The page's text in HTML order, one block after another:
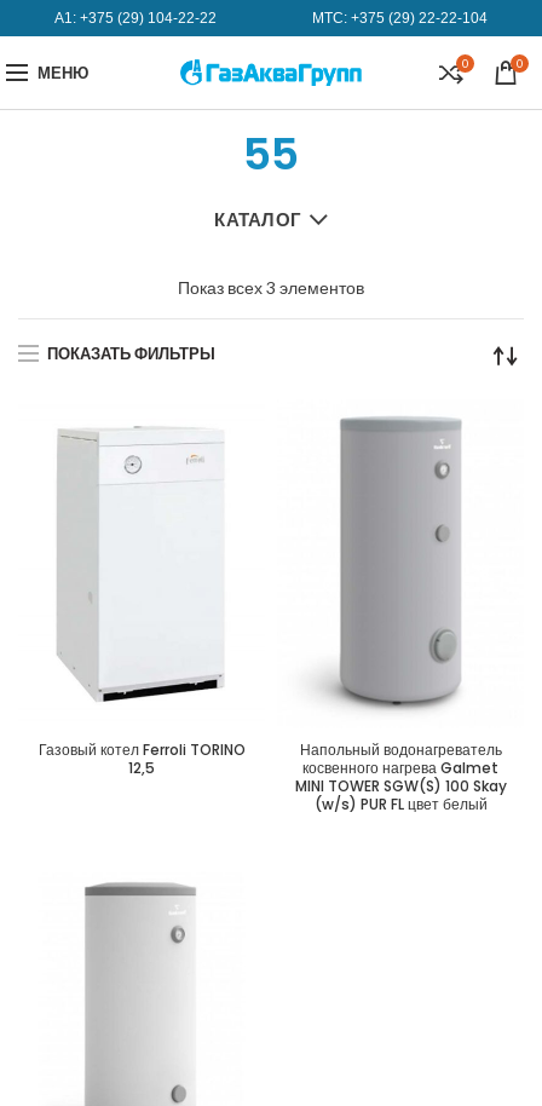
А1: +375 (29) 104-22-22 МТС:+375 (29) 22-22-104
МЕНЮ 0 0
55
КАТАЛОГ
Показ всех 3 элементов
ПОКАЗАТЬ ФИЛЬТРЫ
Газовый котел Ferroli TORINO
12,5
Напольный водонагреватель
косвенного нагрева Galmet
MINI TOWER SGW(S) 100 Skay
(w/s) PUR FL цвет белый